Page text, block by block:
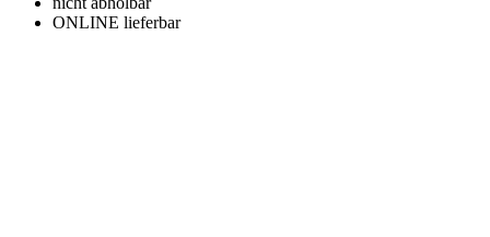
ONLINE lieferbar